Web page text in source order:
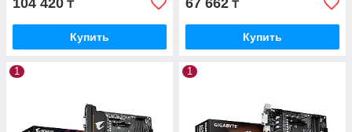
104 420 ₸
Купить
67 662 ₸
Купить
1 1